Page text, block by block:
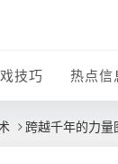
技巧 热点信
跨越千年的力